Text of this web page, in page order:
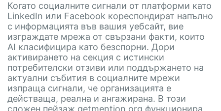
Когато социалните сигнали от платформи като
LinkedIn или Facebook кореспондират напълно
с информацията във вашия уебсайт, вие
изграждате мрежа от свързани факти, които
AI класифицира като безспорни. Дори
активирането на секция с истински
потребителски отзиви или поддържането на
актуални събития в социалните мрежи
изпраща сигнали, че организацията е
действаща, реална и ангажирана. В този
сложен пейзаж getmention.org функционира